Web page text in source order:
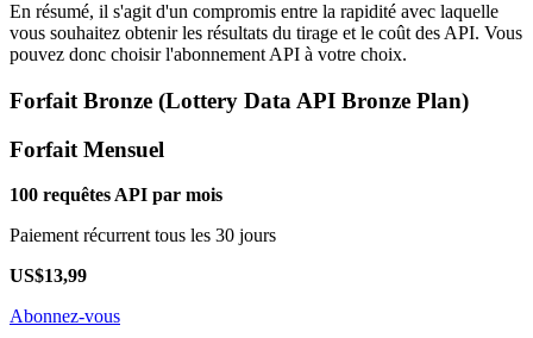
En résumé, il s'agit d'un compromis entre la rapidité avec laquelle
vous souhaitez obtenir les résultats du tirage et le coût des API. Vous
pouvez donc choisir l'abonnement API à votre choix.
Forfait Bronze (Lottery Data API Bronze Plan)
Forfait Mensuel
100 requêtes API par mois
Paiement récurrent tous les 30 jours
US$13,99
Abonnez-vous